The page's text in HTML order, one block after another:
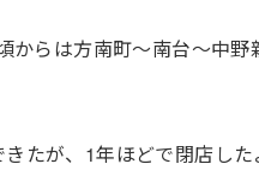
からは方南町～南台～中野
たが、1年ほどで閉店した